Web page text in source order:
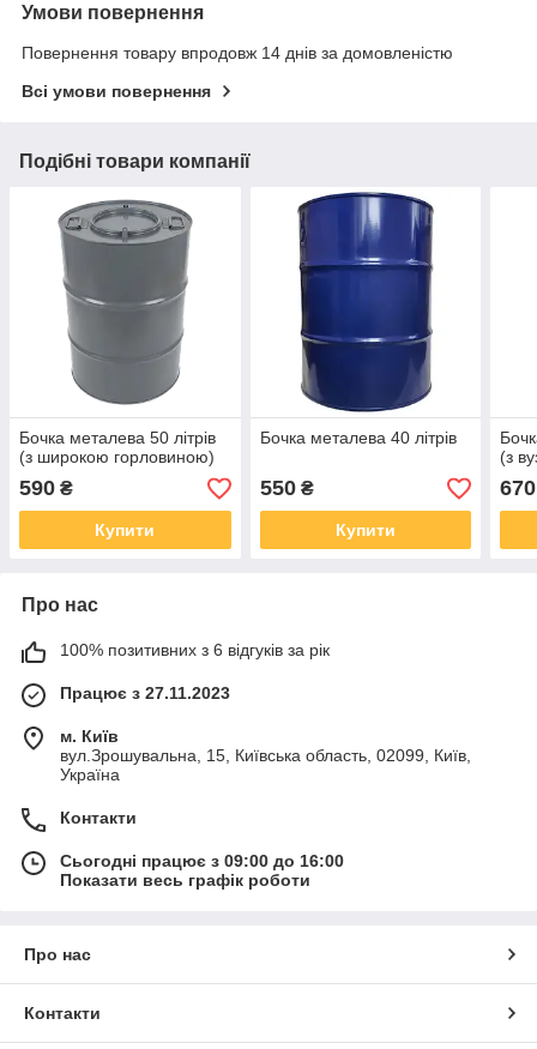
Умови повернення
Повернення товару впродовж 14 днів за домовленістю
Всі умови повернення
Подібні товари компанії
Бочка металева 50 літрів
(з широкою горловиною)
590 ₴
Купити
Бочка металева 40 літрів
550₴
Купити
(з
670
Про нас
100% позитивних з 6 відгуків за рік
Працює з 27.11.2023
м. Київ
вул.Зрошувальна, 15, Київська область, 02099, Київ,
Україна
Контакти
Сьогодні працює з 09:00 до 16:00
Показати весь графік роботи
Про нас
Контакти